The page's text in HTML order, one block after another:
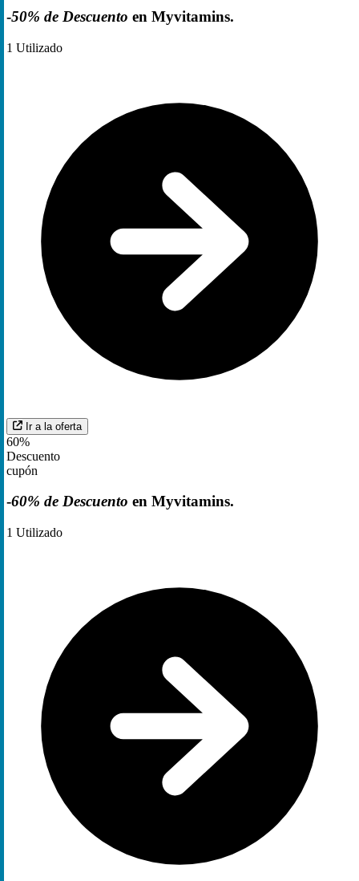
-50% de Descuento en Myvitamins.
1 Utilizado
Ir a la oferta
60%
Descuento
cupón
-60% de Descuento en Myvitamins.
1 Utilizado